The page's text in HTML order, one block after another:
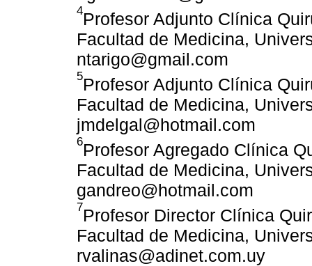
4Profesor Adjunto Clínica
Facultad de Medicina,
ntarigo@gmail.com
5Profesor Adjunto Clínica
Facultad de Medicina,
jmdelgal@hotmail.com
6Profesor Agregado Clínica
Facultad de Medicina,
gandreo@hotmail.com
7Profesor Director Clínica
Facultad de Medicina,
rvalinas@adinet.com.uy